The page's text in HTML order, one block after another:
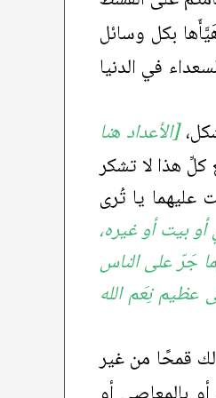
بكل وسائل
في الدنيا
[الأعداد هنا
هذا لا تشكر
عليهما يا تُرى
بيت أو غيره،
جَرّ على الناس
عظيم نِعَم الله
قمحًا من غير